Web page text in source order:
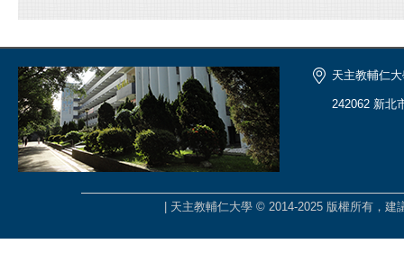
天主教輔仁
242062 新北
| 天主教輔仁大學 © 2014-2025 版權所有，